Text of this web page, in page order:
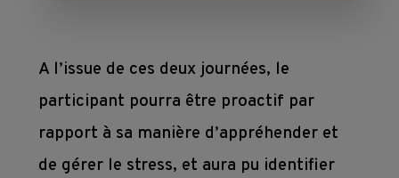
formations
mesure
Ateliers
en
entreprise
Devenir
formateur
Contact
A l’issue de ces deux journées, le
participant pourra être proactif par
rapport à sa manière d’appréhender et
de gérer le stress, et aura pu identifier